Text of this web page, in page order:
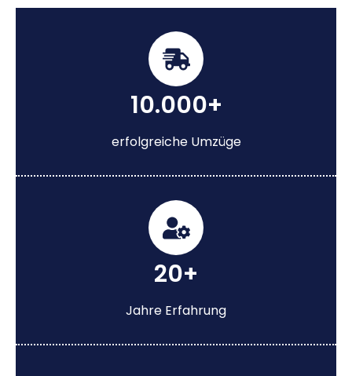
10.000+
erfolgreiche Umzüge
20+
Jahre Erfahrung